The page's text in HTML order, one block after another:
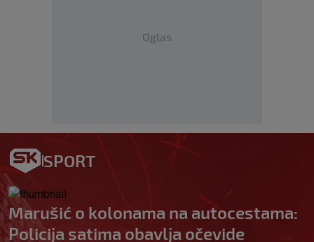
Oglas
SPORT
Marušić o kolonama na autocestama:
Policija satima obavlja očevide